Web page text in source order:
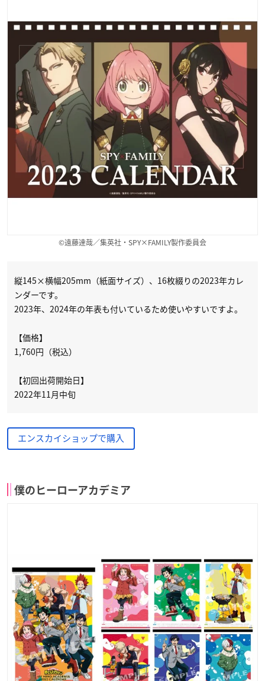
©遠藤達哉／集英社・SPY×FAMILY製作委員会
縦145×横幅205mm（紙面サイズ）、16枚綴りの2023年カレ
ンダーです。
2023年、2024年の年表も付いているため使いやすいですよ。
【価格】
1,760円（税込）
【初回出荷開始日】
2022年11月中旬
エンスカイショップで購入
僕のヒーローアカデミア